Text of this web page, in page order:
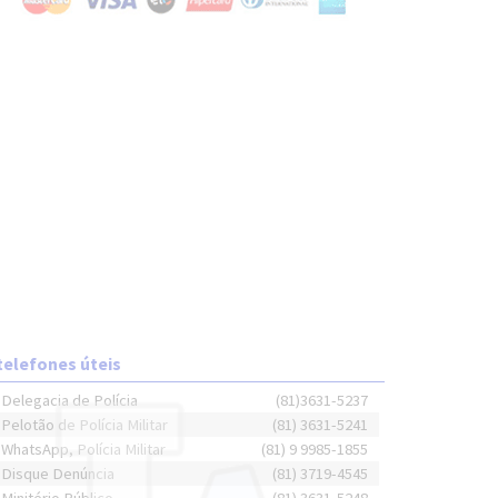
úteis
Delegacia de Polícia
(81)3631-5237
Pelotão de Polícia Militar
(81) 3631-5241
WhatsApp, Polícia Militar
(81) 9 9985-1855
Disque Denúncia
(81) 3719-4545